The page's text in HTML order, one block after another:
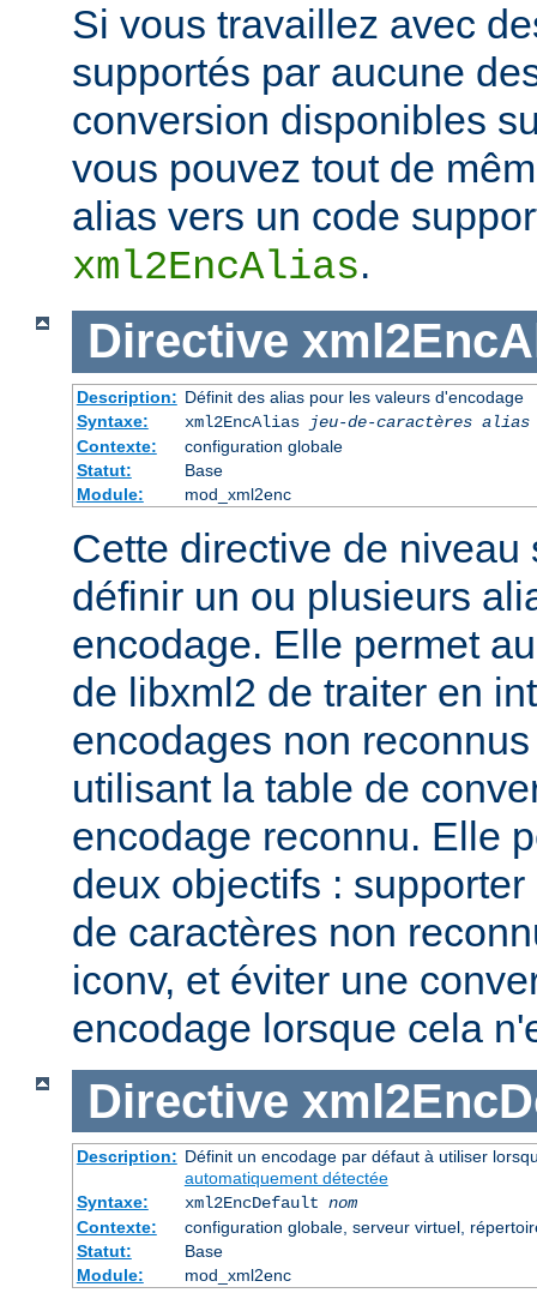
Si vous travaillez avec
supportés par aucune
conversion disponibles
vous pouvez tout de
alias vers un code
xml2EncAlias.
Directive
Description: Définit des alias pour les valeurs d'encodage
Syntaxe:
xml2EncAlias
jeu-de-caractères
Contexte:
configuration globale
Statut:
Base
Module:
mod_xml2enc
Cette directive de niveau
définir un ou plusieurs
encodage. Elle permet
de libxml2 de traiter en
encodages non
utilisant la table de
encodage reconnu. Elle
deux objectifs :
de caractères non
iconv, et éviter une
encodage lorsque cela
Directive
Description: Définit un encodage par défaut à utiliser
automatiquement détectée
Syntaxe:
xml2EncDefault nom
Contexte:
configuration globale, serveur virtuel,
Statut:
Base
Module:
mod_xml2enc